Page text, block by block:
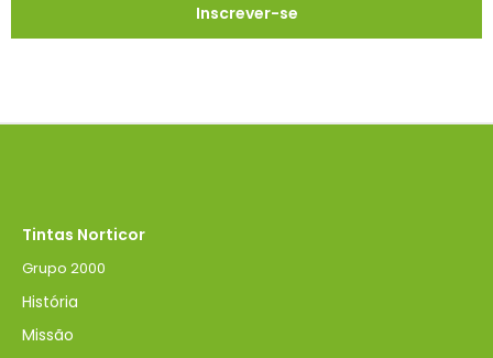
Tintas Norticor
Grupo 2000
História
Missão